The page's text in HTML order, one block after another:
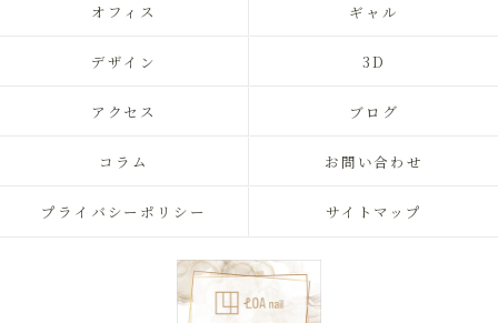
オフィス ギャル
デザイン 3D
アクセス ブログ
コラム お問い合わせ
プライバシーポリシー サイトマップ